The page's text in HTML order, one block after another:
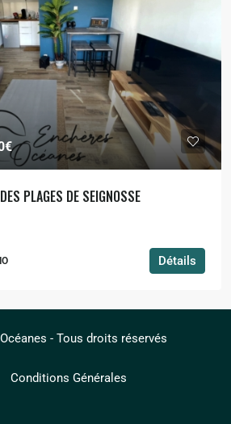
PLAGES DE SEIGNOSSE
Détails
- Tous droits réservés
Conditions Générales